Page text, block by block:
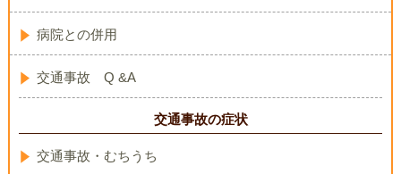
病院との併用
交通事故 Q &A
交通事故の症状
交通事故・むちうち